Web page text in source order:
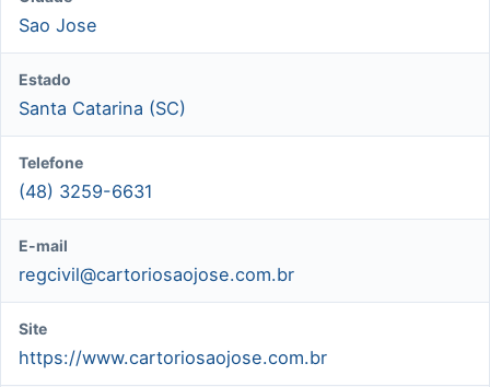
Sao Jose
Estado
Santa Catarina (SC)
Telefone
(48) 3259-6631
E-mail
regcivil@cartoriosaojose.com.br
Site
https://www.cartoriosaojose.com.br